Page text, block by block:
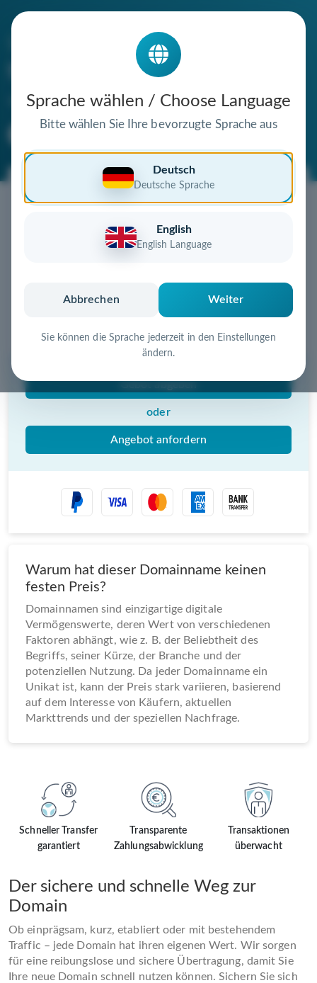
Sprache wählen / Choose Language
Bitte wählen Sie Ihre bevorzugte Sprache aus
Deutsch
Deutsche Sprache
English
English Language
Abbrechen Weiter
Sie können die Sprache jederzeit in den Einstellungen
ändern.
friesdorfereg.de
steht zum Verkauf
Schneller Transfer
garantiert
Transparente
Zahlungsabwicklung
Transaktionen
überwacht
Der sichere und schnelle Weg zur
Domain
Ob einprägsam, kurz, etabliert oder mit bestehendem
Traffic – jede Domain hat ihren eigenen Wert. Wir sorgen
für eine reibungslose und sichere Übertragung, damit Sie
Ihre neue Domain schnell nutzen können. Sichern Sie sich
Jetzt diese Wunschdomain
Diese Domain könnte schon bald Ihnen gehören!
Schnell, sicher und unkompliziert zur eigenen
Gebot abgeben
oder
Angebot anfordern
Warum hat dieser Domainname keinen
festen Preis?
Domainnamen sind einzigartige digitale
Vermögenswerte, deren Wert von verschiedenen
Faktoren abhängt, wie z. B. der Beliebtheit des
Begriffs, seiner Kürze, der Branche und der
potenziellen Nutzung. Da jeder Domainname ein
Unikat ist, kann der Preis stark variieren, basierend
auf dem Interesse von Käufern, aktuellen
Markttrends und der speziellen Nachfrage.